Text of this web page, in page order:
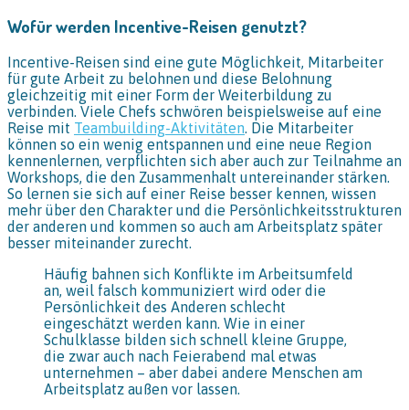
Wofür werden Incentive-Reisen genutzt?
Incentive-Reisen sind eine gute Möglichkeit, Mitarbeiter
für gute Arbeit zu belohnen und diese Belohnung
gleichzeitig mit einer Form der Weiterbildung zu
verbinden. Viele Chefs schwören beispielsweise auf eine
Reise mit Teambuilding-Aktivitäten. Die Mitarbeiter
können so ein wenig entspannen und eine neue Region
kennenlernen, verpflichten sich aber auch zur Teilnahme an
Workshops, die den Zusammenhalt untereinander stärken.
So lernen sie sich auf einer Reise besser kennen, wissen
mehr über den Charakter und die Persönlichkeitsstrukturen
der anderen und kommen so auch am Arbeitsplatz später
besser miteinander zurecht.
Häufig bahnen sich Konflikte im Arbeitsumfeld
an, weil falsch kommuniziert wird oder die
Persönlichkeit des Anderen schlecht
eingeschätzt werden kann. Wie in einer
Schulklasse bilden sich schnell kleine Gruppe,
die zwar auch nach Feierabend mal etwas
unternehmen – aber dabei andere Menschen am
Arbeitsplatz außen vor lassen.